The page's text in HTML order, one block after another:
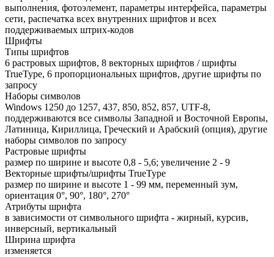
выполнения, фотоэлемент, параметры интерфейса, параметры
сети, распечатка всех внутренних шрифтов и всех
поддерживаемых штрих-кодов
Шрифты
Типы шрифтов
6 растровых шрифтов, 8 векторных шрифтов / шрифты
TrueType, 6 пропорциональных шрифтов, другие шрифты по
запросу
Наборы символов
Windows 1250 до 1257, 437, 850, 852, 857, UTF-8,
поддерживаются все символы Западной и Восточной Европы,
Латиница, Кириллица, Греческий и Арабский (опция), другие
наборы символов по запросу
Растровые шрифты
размер по ширине и высоте 0,8 - 5,6; увеличение 2 - 9
Векторные шрифты/шрифты TrueType
размер по ширине и высоте 1 - 99 мм, переменный зум,
ориентация 0°, 90°, 180°, 270°
Атрибуты шрифта
в зависимости от символьного шрифта - жирный, курсив,
инверсный, вертикальный
Ширина шрифта
изменяется